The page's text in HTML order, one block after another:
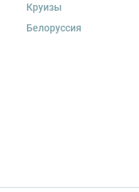
Круизы
Белоруссия